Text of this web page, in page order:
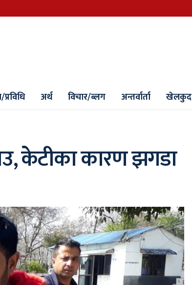
प्रविधि अर्थ विचार/ब्लग अन्तर्वार्ता खेलकुद
केटीका कारण झगडा